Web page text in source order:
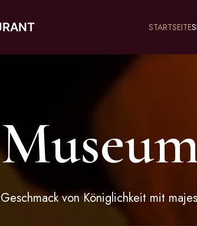
STARTSEITE
von Königlichkeit mit